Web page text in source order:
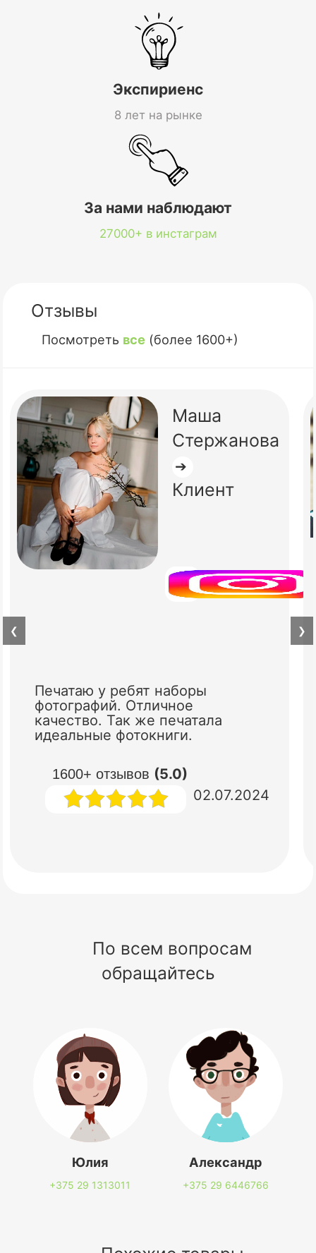
Экспириенс
8 лет на рынке
За нами наблюдают
27000+ в инстаграм
Отзывы
Посмотреть все (более 1600+)
Маша
Стержанова
➔
Клиент
1600+ отзывов (5.0)
Печатаю у ребят наборы
фотографий. Отличное
качество. Так же печатала
идеальные фотокниги.
02.07.2024
❮ ❯
По всем вопросам
обращайтесь
Юлия
+375 29 1313011
Александр
+375 29 6446766